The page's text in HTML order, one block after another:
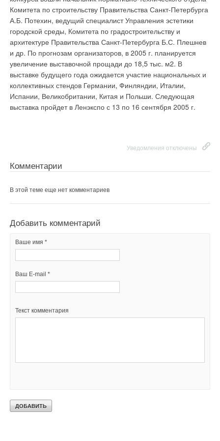
Комитета по строительству Правительства Санкт-Петербурга
А.Б. Потехин, ведущий специалист Управления эстетики
городской среды, Комитета по градостроительству и
архитектуре Правительства Санкт-Петербурга Б.С. Плешнев
и др. По прогнозам организаторов, в 2005 г. планируется
увеличение выставочной прощади до 18,5 тыс. м2. В
выставке будущего года ожидается участие национальных и
коллективных стендов Германии, Финляндии, Италии,
Испании, Великобритании, Китая и Польши. Следующая
выставка пройдет в Ленэкспо с 13 по 16 сентября 2005 г.
Уведомления отключены
Комментарии
В этой теме еще нет комментариев
Добавить комментарий
Ваше имя *
Ваш E-mail *
Текст комментария
конструкция поставляется как в традиционном
шестидюймовом варианте (15 см), так и в виде более
широких семидюймовых (17,7 см) пластин. Наружная
отделка сайдинга предполагает традиционный рисунок
(имитация древесных колец). Кроме того, изделия могут
поставляться обширной гаммы цветов. В основе материала
более темных – формула GELOY, смолы высокого качества
от GE Plastics. Данная добавка обеспечивает более сильную
сопротивляемость ультрафиолетовому воздействию, что
также способствует снижению изнашиваемости покрытия.
Ваше имя *
Ваш E-mail *
Текст комментария